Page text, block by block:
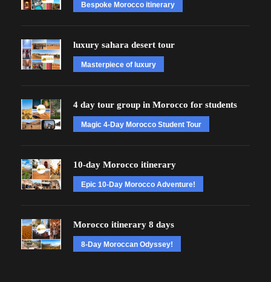
Bespoke Morocco itinerary
luxury sahara desert tour
Masterpiece of luxury
4 day tour group in Morocco for students
Magic 4-Day Morocco Student Tour
10-day Morocco itinerary
Epic 10-Day Morocco Adventure!
Morocco itinerary 8 days
8-Day Moroccan Odyssey!